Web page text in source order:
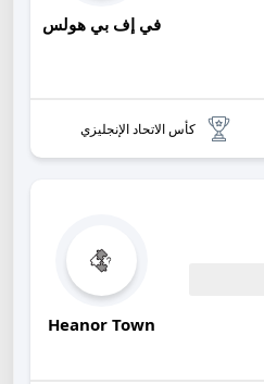
في إف بي هولس
كأس الاتحاد الإنجليزي
Heanor Town